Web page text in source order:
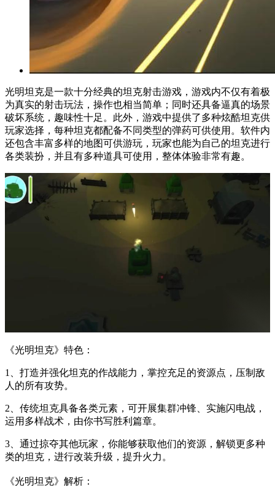
光明坦克是一款十分经典的坦克射击游戏，游戏内不仅有着极
为真实的射击玩法，操作也相当简单；同时还具备逼真的场景
破坏系统，趣味性十足。此外，游戏中提供了多种炫酷坦克供
玩家选择，每种坦克都配备不同类型的弹药可供使用。软件内
还包含丰富多样的地图可供游玩，玩家也能为自己的坦克进行
各类装扮，并且有多种道具可使用，整体体验非常有趣。
《光明坦克》特色：
1、打造并强化坦克的作战能力，掌控充足的资源点，压制敌
人的所有攻势。
2、传统坦克具备各类元素，可开展集群冲锋、实施闪电战，
运用多样战术，由你书写胜利篇章。
3、通过掠夺其他玩家，你能够获取他们的资源，解锁更多种
类的坦克，进行改装升级，提升火力。
《光明坦克》解析：